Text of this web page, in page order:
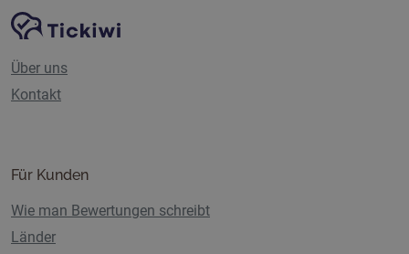
Website-Navigation
Tickiwi-Plattform
Über uns
Kontakt
Für Kunden
Wie man Bewertungen schreibt
Länder